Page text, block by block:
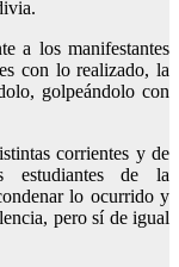
a los manifestantes
con lo realizado, la
golpeándolo con
corrientes y de
estudiantes de la
lo ocurrido y
pero sí de igual